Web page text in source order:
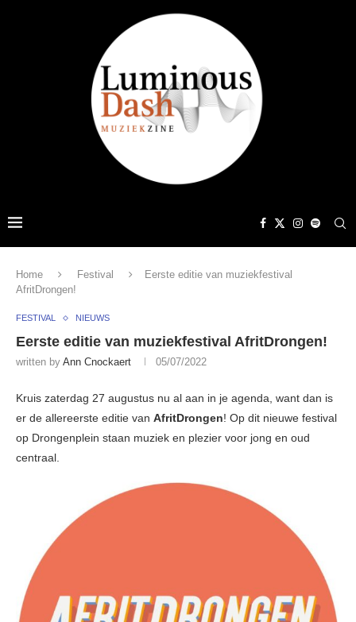
Home Festival
Eerste editie van muziekfestival
AfritDrongen!
FESTIVAL NIEUWS
Eerste editie van muziekfestival AfritDrongen!
written by Ann Cnockaert 05/07/2022
Kruis zaterdag 27 augustus nu al aan in je agenda, want dan is
er de allereerste editie van AfritDrongen! Op dit nieuwe festival
op Drongenplein staan muziek en plezier voor jong en oud
centraal.